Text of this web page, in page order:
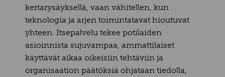
kertarysäyksellä, vaan vähitellen, kun
teknologia ja arjen toimintatavat hioutuvat
yhteen. Itsepalvelu tekee potilaiden
asioinnista sujuvampaa, ammattilaiset
käyttävät aikaa oikeisiin tehtäviin ja
organisaation päätöksiä ohjataan tiedolla,